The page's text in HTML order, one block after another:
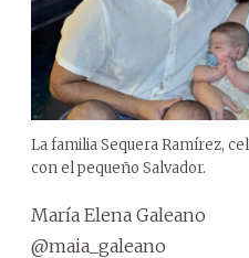
La familia Sequera Ramírez,
con el pequeño Salvador.
María Elena Galeano
@maia_galeano